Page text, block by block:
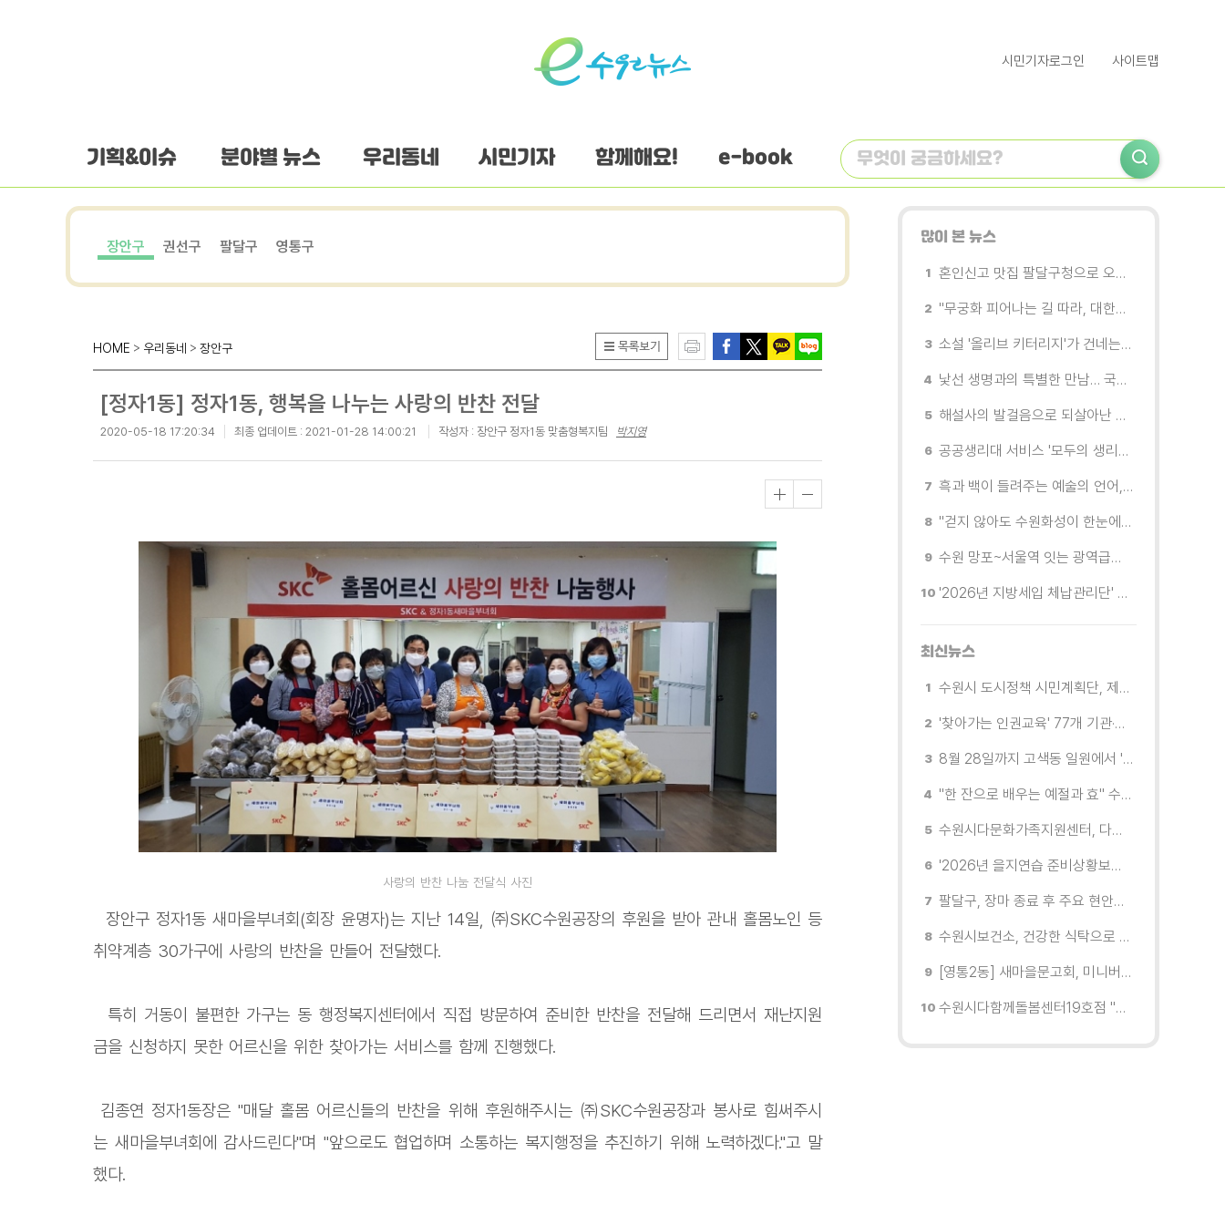
시민기자로그인 사이트맵
기획&이슈 분야별 뉴스 우리동네 시민기자 함께해요! e-book
장안구 권선구 팔달구 영통구
HOME > 우리동네 > 장안구
[정자1동] 정자1동, 행복을 나누는 사랑의 반찬 전달
2020-05-18 17:20:34 최종 업데이트 : 2021-01-28 14:00:21 작성자 : 장안구 정자1동 맞춤형복지팀 박지영
사랑의 반찬 나눔 전달식 사진
장안구 정자1동 새마을부녀회(회장 윤명자)는 지난 14일, ㈜SKC수원공장의 후원을 받아 관내 홀몸노인 등
취약계층 30가구에 사랑의 반찬을 만들어 전달했다.
특히 거동이 불편한 가구는 동 행정복지센터에서 직접 방문하여 준비한 반찬을 전달해 드리면서 재난지원
금을 신청하지 못한 어르신을 위한 찾아가는 서비스를 함께 진행했다.
김종연 정자1동장은 "매달 홀몸 어르신들의 반찬을 위해 후원해주시는 ㈜SKC수원공장과 봉사로 힘써주시
는 새마을부녀회에 감사드린다"며 "앞으로도 협업하며 소통하는 복지행정을 추진하기 위해 노력하겠다."고 말
했다.
많이 본 뉴스
혼인신고 맛집 팔달구청으로 오세요
"무궁화 피어나는 길 따라, 대한민국을 걷는다"
소설 '올리브 키터리지'가 건네는 삶과 연민의 철학
낯선 생명과의 특별한 만남… 국제전 《패트리샤 피치니니: 킨쉽》
해설사의 발걸음으로 되살아난 수원의 독립운동 역사
공공생리대 서비스 '모두의 생리대' 시범 운영...수원시청·4개 구청 등에 지급기 설치
흑과 백이 들려주는 예술의 언어, 수원시립미술관 소장품전《블랑 블랙 파노라마》
"걷지 않아도 수원화성이 한눈에"…무장애 관광버스 '수원행차' 타보니
수원 망포~서울역 잇는 광역급행버스 M5165번, 8월 3일 개통
'2026년 지방세입 체납관리단' 출범... 체납자 실태조사 본격 추진
최신뉴스
수원시 도시정책 시민계획단, 제5회 운영위원회 개최
'찾아가는 인권교육' 77개 기관·단체 방문해 맞춤형 인권교육 진행
8월 28일까지 고색동 일원에서 '이동형 스마트 자원순환센터' 시범 운영
"한 잔으로 배우는 예절과 효" 수원 드림스타트, 아동 대상 전통문화 체험
수원시다문화가족지원센터, 다문화가족 자녀 여름캠프 '우리들의 여름 페이지' 운영
'2026년 을지연습 준비상황보고회' 열고 준비상항 점검
팔달구, 장마 종료 후 주요 현안지역 현장 점검 실시
수원시보건소, 건강한 식탁으로 어르신 건강 지킨다
[영통2동] 새마을문고회, 미니버스 수원행차 체험
수원시다함께돌봄센터19호점 "제 2회 협회장배 수원시에어로빅 힙합대회" K-POP 댄스부분 1등